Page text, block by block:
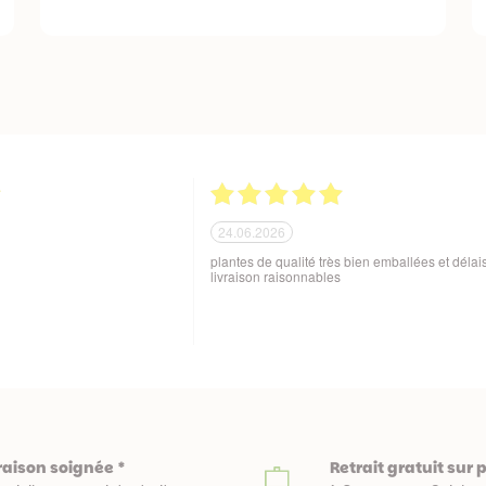
soigné des produits
21.06.2026
Tout est parfait. Je suis enchantée Quoi de
Excellente maison et plantes de qualité. Merci
soignée * Retrait gratuit sur